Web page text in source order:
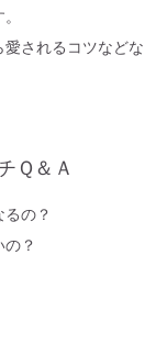
ョーに行
～ご神気た
た
の天然温
。
おそうじ～
されるコツなどな
Ｑ＆Ａ
るの？
の？